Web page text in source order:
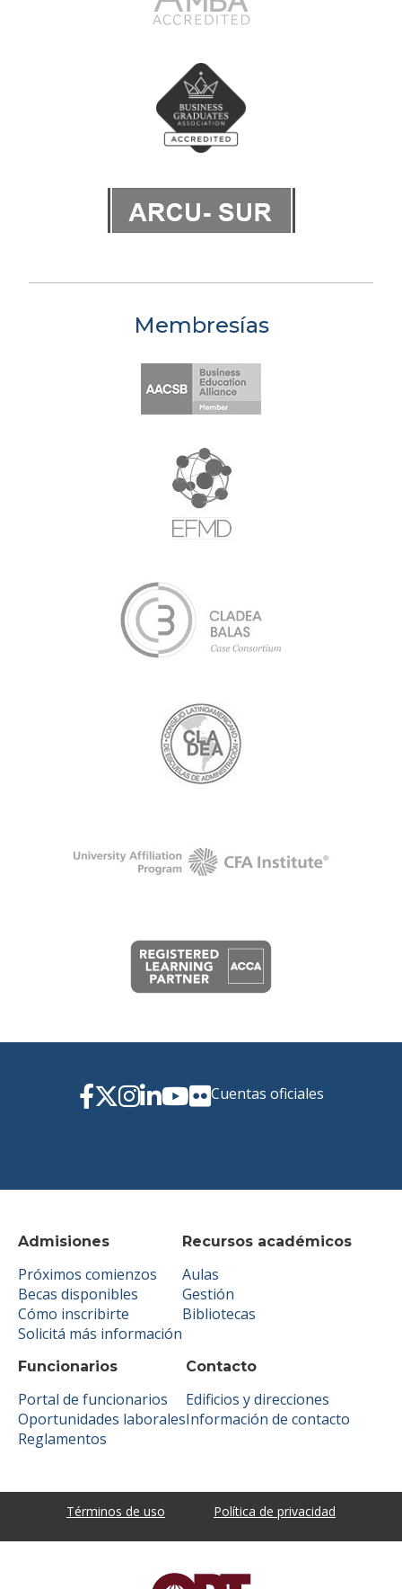
Membresías
Admisiones
Próximos comienzos
Becas disponibles
Cómo inscribirte
Solicitá más información
Recursos académicos
Aulas
Gestión
Bibliotecas
Funcionarios
Portal de funcionarios
Oportunidades laborales
Reglamentos
Contacto
Edificios y direcciones
Información de contacto
Cuentas oficiales
Términos de uso Política de privacidad